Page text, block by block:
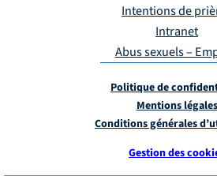
Intentions de
Intranet
Abus sexuels –
Politique de
Mentions légales
Conditions générales
Gestion des